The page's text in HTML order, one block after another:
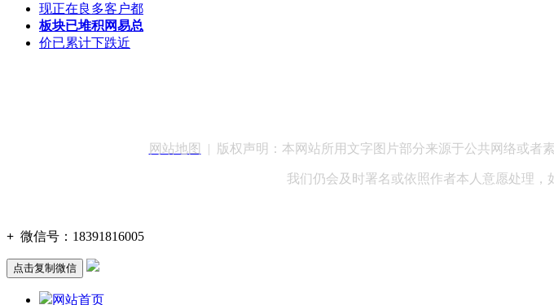
现正在良多客户都
板块已堆积网易总
价已累计下跌近
网站地图 | 版权声明：本网站所用文字图片部分来源于公共网络或者
我们仍会及时署名或依照作者本人意愿处理，
+ 微信号： 18391816005
点击复制微信
网站首页